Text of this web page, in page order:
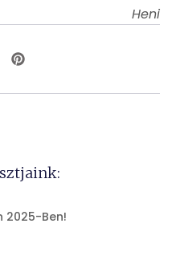
Heni
2025-Ben!